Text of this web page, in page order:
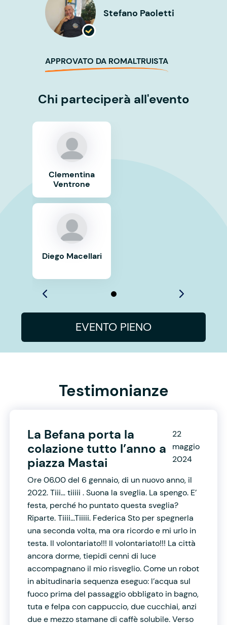
Stefano Paoletti
APPROVATO DA ROMALTRUISTA
Chi parteciperà all'evento
Clementina
Ventrone
Diego Macellari
EVENTO PIENO
Testimonianze
La Befana porta la
colazione tutto l’anno a
piazza Mastai
22
maggio
2024
Ore 06.00 del 6 gennaio, di un nuovo anno, il
2022. Tiii… tiiiii . Suona la sveglia. La spengo. E’
festa, perché ho puntato questa sveglia?
Riparte. Tiiii…Tiiiii. Federica Sto per spegnerla
una seconda volta, ma ora ricordo e mi urlo in
testa. Il volontariato!!! Il volontariato!!! La città
ancora dorme, tiepidi cenni di luce
accompagnano il mio risveglio. Come un robot
in abitudinaria sequenza eseguo: l’acqua sul
fuoco prima del passaggio obbligato in bagno,
tuta e felpa con cappuccio, due cucchiai, anzi
due e mezzo stamane di caffè solubile. Verso